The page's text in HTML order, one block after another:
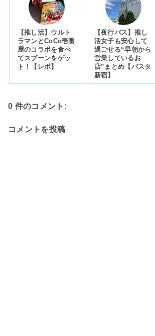
【推し活】ウルト
ラマンとCoCo壱番
屋のコラボを食べ
てスプーンをゲッ
ト！【レポ】
【夜行バス】推し
活女子も安心して
過ごせる“早朝から
営業しているお
店”まとめ【バスタ
新宿】
0 件のコメント:
コメントを投稿